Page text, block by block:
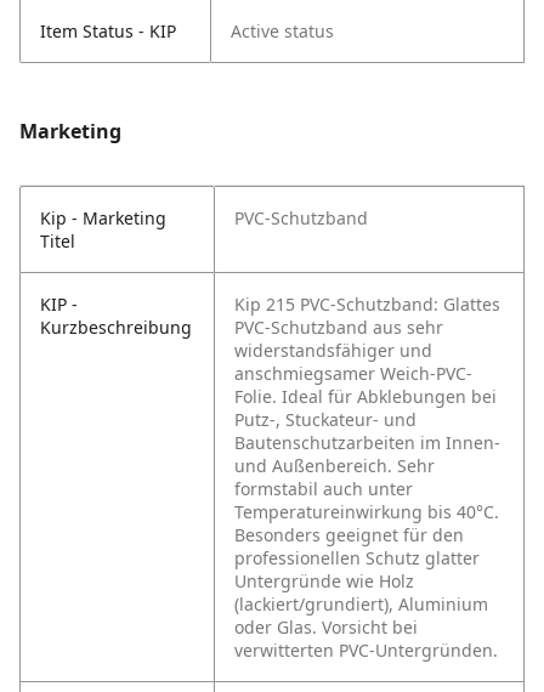
Item Status - KIP Active status
Marketing
Kip - Marketing
Titel
PVC-Schutzband
KIP -
Kurzbeschreibung
Kip 215 PVC-Schutzband: Glattes
PVC-Schutzband aus sehr
widerstandsfähiger und
anschmiegsamer Weich-PVC-
Folie. Ideal für Abklebungen bei
Putz-, Stuckateur- und
Bautenschutzarbeiten im Innen-
und Außenbereich. Sehr
formstabil auch unter
Temperatureinwirkung bis 40°C.
Besonders geeignet für den
professionellen Schutz glatter
Untergründe wie Holz
(lackiert/grundiert), Aluminium
oder Glas. Vorsicht bei
verwitterten PVC-Untergründen.